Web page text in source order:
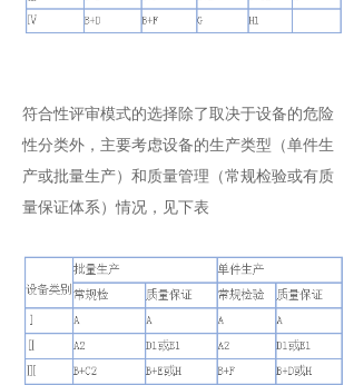
符合性评审模式的选择除了取决于设备的危险
性分类外，主要考虑设备的生产类型（单件生
产或批量生产）和质量管理（常规检验或有质
量保证体系）情况，见下表